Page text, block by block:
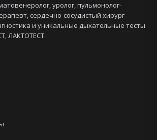
уролог, пульмонолог-
сердечно-сосудистый хирург
и уникальные дыхательные тесты
ЛАКТОТЕСТ.